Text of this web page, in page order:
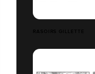
RASOIRS GILLETTE